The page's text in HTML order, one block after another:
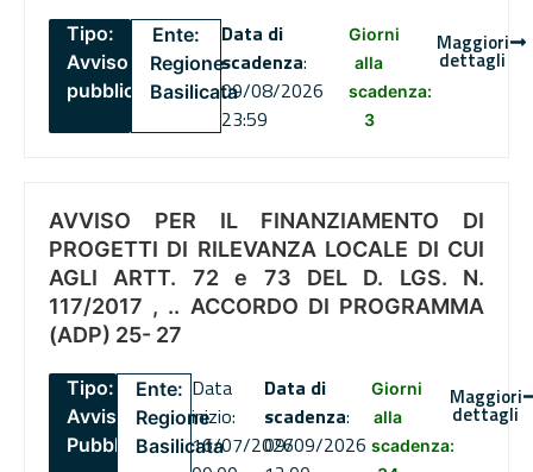
Tipo:
Avviso
pubblico
Ente:
Regione
Basilicata
Data di
scadenza:
09/08/2026
23:59
Giorni
alla
scadenza:
3
Maggiori
dettagli
AVVISO PER IL FINANZIAMENTO DI
PROGETTI DI RILEVANZA LOCALE DI CUI
AGLI ARTT. 72 e 73 DEL D. LGS. N.
117/2017 , .. ACCORDO DI PROGRAMMA
(ADP) 25- 27
Tipo:
Avviso
Pubblico
Ente:
Regione
Basilicata
Data
inizio:
16/07/2026
Data di
scadenza:
09/09/2026
Giorni
alla
scadenza:
Maggiori
dettagli